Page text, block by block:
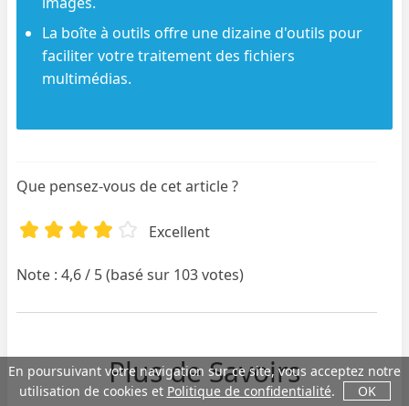
La boîte à outils offre une dizaine d'outils pour
faciliter votre traitement des fichiers
multimédias.
Que pensez-vous de cet article ?
Excellent
Note : 4,6 / 5 (basé sur 103 votes)
Plus de Savoirs
En poursuivant votre navigation sur ce site, vous acceptez notre
utilisation de cookies et Politique de confidentialité. OK